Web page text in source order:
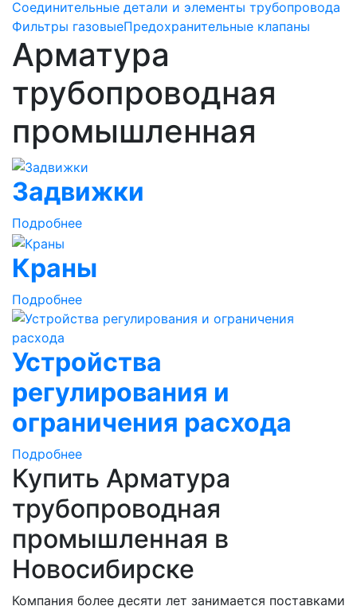
Соединительные детали и элементы трубопровода
Фильтры газовыеПредохранительные клапаны
Арматура
трубопроводная
промышленная
Задвижки
Подробнее
Краны
Подробнее
Устройства
регулирования и
ограничения расхода
Подробнее
Купить Арматура
трубопроводная
промышленная в
Новосибирске
Компания более десяти лет занимается поставками